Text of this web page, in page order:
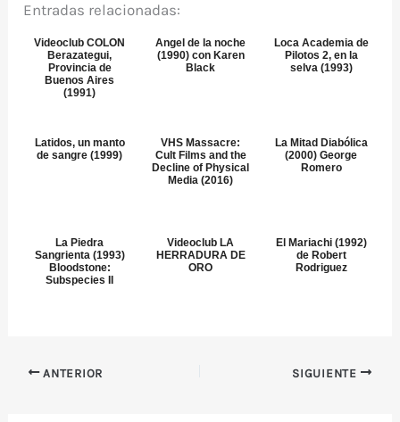
Entradas relacionadas:
Videoclub COLON
Berazategui,
Provincia de
Buenos Aires
(1991)
Angel de la noche
(1990) con Karen
Black
Loca Academia de
Pilotos 2, en la
selva (1993)
Latidos, un manto
de sangre (1999)
VHS Massacre:
Cult Films and the
Decline of Physical
Media (2016)
La Mitad Diabólica
(2000) George
Romero
La Piedra
Sangrienta (1993)
Bloodstone:
Subspecies II
Videoclub LA
HERRADURA DE
ORO
El Mariachi (1992)
de Robert
Rodriguez
ANTERIOR SIGUIENTE